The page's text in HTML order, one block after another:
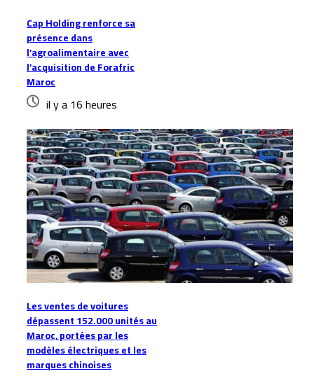
Cap Holding renforce sa
présence dans
l’agroalimentaire avec
l’acquisition de Forafric
Maroc
il y a 16 heures
Les ventes de voitures
dépassent 152.000 unités au
Maroc, portées par les
modèles électriques et les
marques chinoises